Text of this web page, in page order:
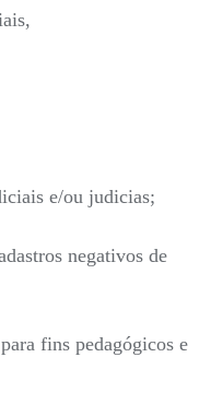
e/ou judicias;
negativos de
fins pedagógicos e